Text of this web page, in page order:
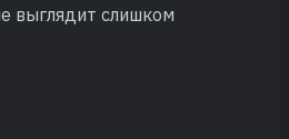
выглядит слишком